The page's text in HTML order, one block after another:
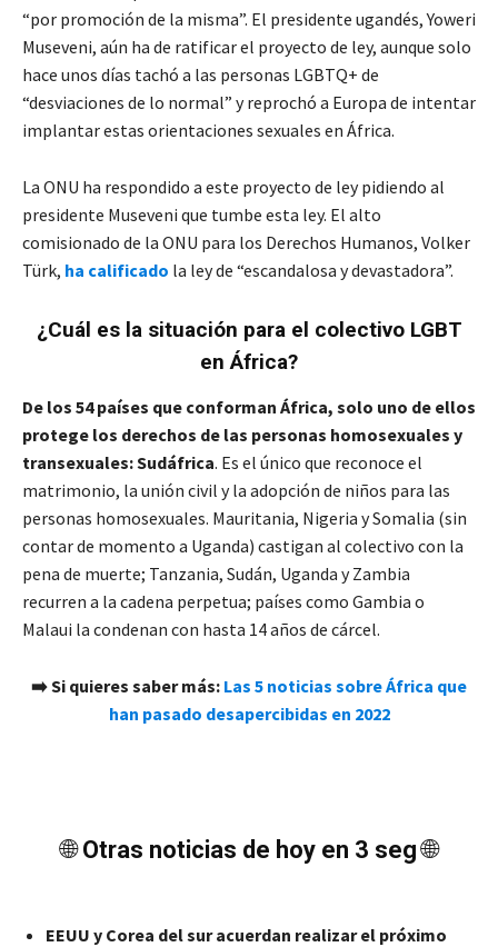
“por promoción de la misma”. El presidente ugandés, Yoweri
Museveni, aún ha de ratificar el proyecto de ley, aunque solo
hace unos días tachó a las personas LGBTQ+ de
“desviaciones de lo normal” y reprochó a Europa de intentar
implantar estas orientaciones sexuales en África.
La ONU ha respondido a este proyecto de ley pidiendo al
presidente Museveni que tumbe esta ley. El alto
comisionado de la ONU para los Derechos Humanos, Volker
Türk, ha calificado la ley de “escandalosa y devastadora”.
¿Cuál es la situación para el colectivo LGBT
en África?
De los 54 países que conforman África, solo uno de ellos
protege los derechos de las personas homosexuales y
transexuales: Sudáfrica. Es el único que reconoce el
matrimonio, la unión civil y la adopción de niños para las
personas homosexuales. Mauritania, Nigeria y Somalia (sin
contar de momento a Uganda) castigan al colectivo con la
pena de muerte; Tanzania, Sudán, Uganda y Zambia
recurren a la cadena perpetua; países como Gambia o
Malaui la condenan con hasta 14 años de cárcel.
➡️Si quieres saber más: Las 5 noticias sobre África que
han pasado desapercibidas en 2022
🌐Otras noticias de hoy en 3 seg🌐
EEUU y Corea del sur acuerdan realizar el próximo